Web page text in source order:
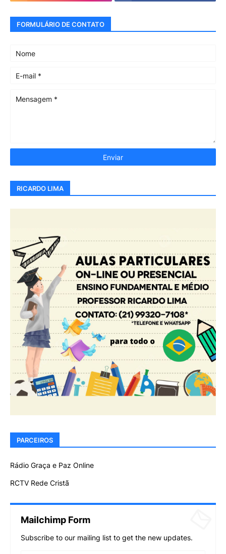
FORMULÁRIO DE CONTATO
RICARDO LIMA
PARCEIROS
Rádio Graça e Paz Online
RCTV Rede Cristã
Mailchimp Form
Subscribe to our mailing list to get the new updates.